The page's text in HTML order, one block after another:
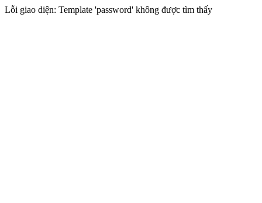
Lỗi giao diện: Template 'password' không được tìm thấy